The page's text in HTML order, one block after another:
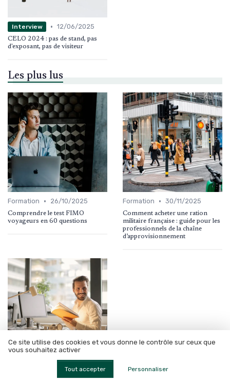
Interview • 12/06/2025
CELO 2024 : pas de stand, pas
d'exposant, pas de visiteur
Les plus lus
Formation • 26/10/2025
Comprendre le test FIMO
voyageurs en 60 questions
Formation • 30/11/2025
Comment acheter une ration
militaire française : guide pour les
professionnels de la chaîne
d’approvisionnement
12/06/2025
Maîtriser l'anglais dans la
Ce site utilise des cookies et vous donne le contrôle sur ceux que
vous souhaitez activer
Tout accepter Personnaliser